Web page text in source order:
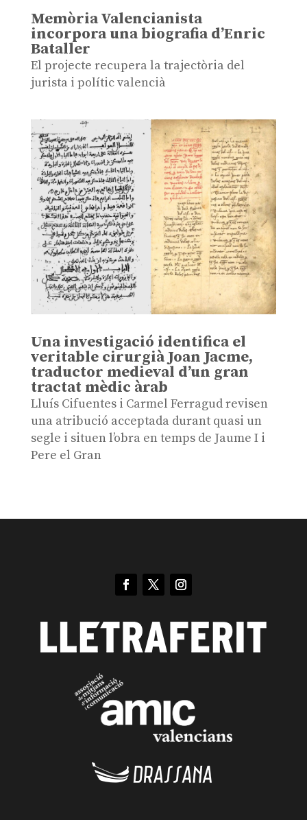
Memòria Valencianista
incorpora una biografia d’Enric
Bataller
El projecte recupera la trajectòria del
jurista i polític valencià
Una investigació identifica el
veritable cirurgià Joan Jacme,
traductor medieval d’un gran
tractat mèdic àrab
Lluís Cifuentes i Carmel Ferragud revisen
una atribució acceptada durant quasi un
segle i situen l’obra en temps de Jaume I i
Pere el Gran